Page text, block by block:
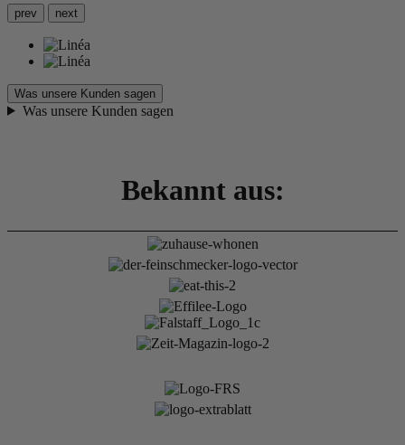
prev next
Was unsere Kunden sagen
Was unsere Kunden sagen
Bekannt aus: